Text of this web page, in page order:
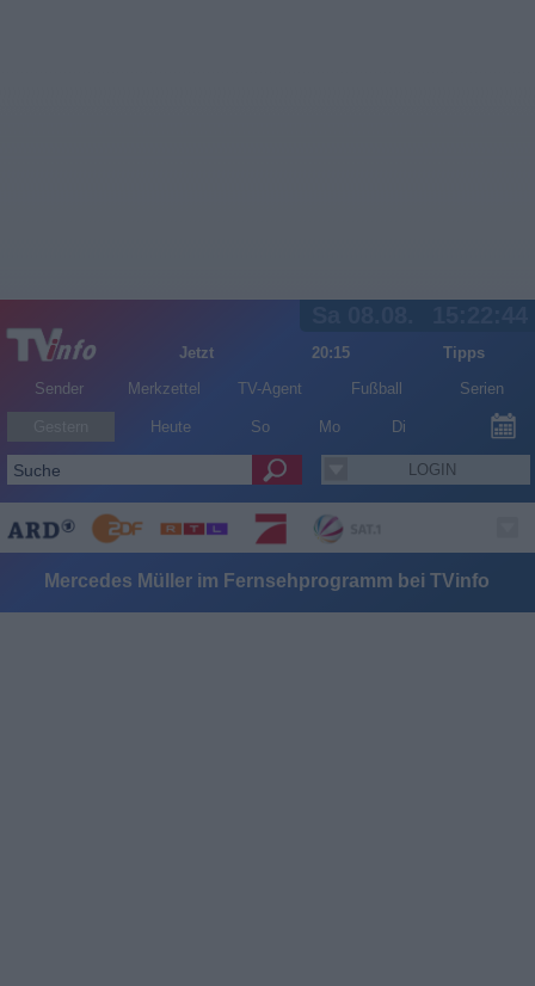
Jetzt 20:15
Tipps
Sender
Merkzettel TV-Agent Fußball Serien
Heute So Mo Di
LOGIN
Mercedes Müller im Fernsehprogramm bei TVinfo